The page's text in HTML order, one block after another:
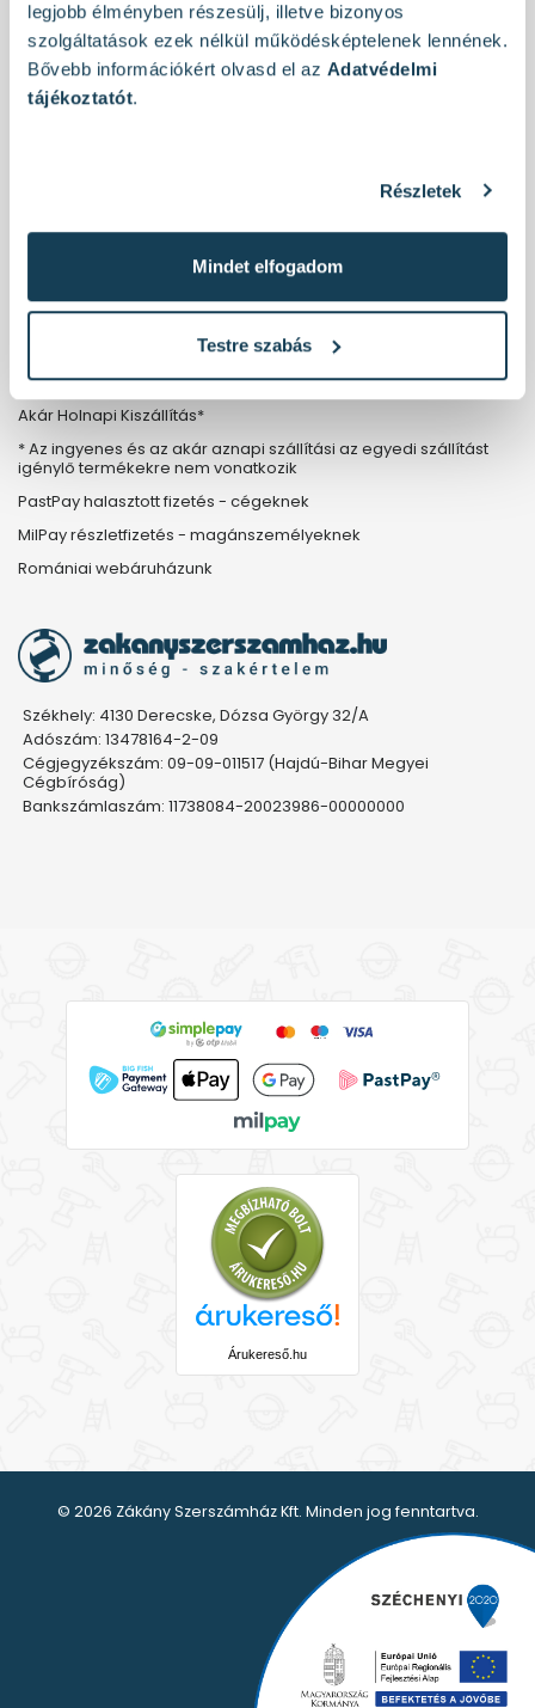
legjobb élményben részesülj, illetve bizonyos
szolgáltatások ezek nélkül működésképtelenek lennének.
Bővebb információkért olvasd el az Adatvédelmi
tájékoztatót.
Részletek
Mindet elfogadom
Testre szabás
SZOLGÁLTATÁSOK
Hírlevél feliratkozás
Ingyenes Szállítás 30.000Ft felett*
INFORMÁCIÓK
ÁSZF
Adatvédelmi tájékoztató
Akár Holnapi Kiszállítás*
* Az ingyenes és az akár aznapi szállítási az egyedi szállítást
igénylő termékekre nem vonatkozik
PastPay halasztott fizetés - cégeknek
MilPay részletfizetés - magánszemélyeknek
Romániai webáruházunk
Székhely: 4130 Derecske, Dózsa György 32/A
Adószám: 13478164-2-09
Cégjegyzékszám: 09-09-011517 (Hajdú-Bihar Megyei
Cégbíróság)
Bankszámlaszám: 11738084-20023986-00000000
Árukereső.hu
© 2026 Zákány Szerszámház Kft. Minden jog fenntartva.